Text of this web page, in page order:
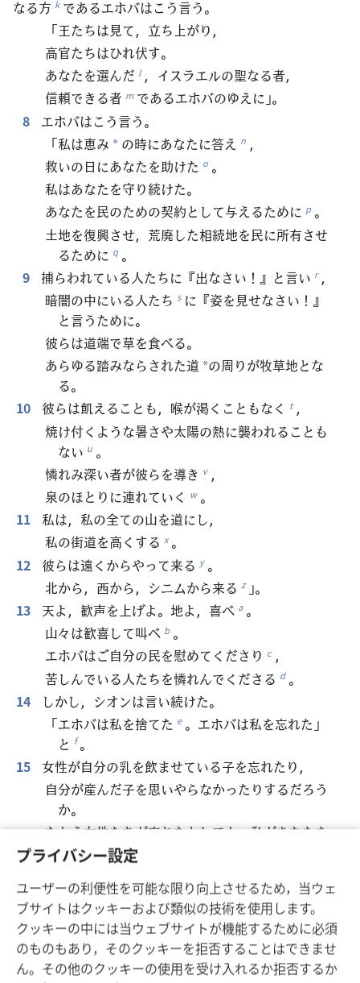
プライバシー設定
ユーザーの利便性を可能な限り向上させるため，当ウェ
ブサイトはクッキーおよび類似の技術を使用します。
クッキーの中には当ウェブサイトが機能するために必須
のものもあり，そのクッキーを拒否することはできませ
ん。その他のクッキーの使用を受け入れるか拒否するか
なる方 k であるエホバはこう言う。
「王たちは見て，立ち上がり，
高官たちはひれ伏す。
あなたを選んだ l ，イスラエルの聖なる者，
信頼できる者 m であるエホバのゆえに」。
8
エホバはこう言う。
「私は恵み * の時にあなたに答え n ，
救いの日にあなたを助けた o 。
私はあなたを守り続けた。
あなたを民のための契約として与えるために p 。
土地を復興させ，荒廃した相続地を民に所有させ
るために q 。
9 捕らわれている人たちに『出なさい！』と言い r ，
暗闇の中にいる人たち s に『姿を見せなさい！』
と言うために。
彼らは道端で草を食べる。
あらゆる踏みならされた道 *の周りが牧草地とな
る。
10
彼らは飢えることも，喉が渇くこともなく t ，
焼け付くような暑さや太陽の熱に襲われることも
ない u 。
憐れみ深い者が彼らを導き v ，
泉のほとりに連れていく w 。
11
私は，私の全ての山を道にし，
私の街道を高くする x 。
12
彼らは遠くからやって来る y 。
北から，西から，シニムから来る z 」。
13
天よ，歓声を上げよ。地よ，喜べ a 。
山々は歓喜して叫べ b 。
エホバはご自分の民を慰めてくださり c ，
苦しんでいる人たちを憐れんでくださる d 。
14
しかし，シオンは言い続けた。
「エホバは私を捨てた e 。エホバは私を忘れた」
と f 。
15
女性が自分の乳を飲ませている子を忘れたり，
自分が産んだ子を思いやらなかったりするだろう
か。
たとえ女性たちが忘れたとしても，私があなたを
忘れることは決してない
あなたの城壁は常に私の前にある。
17 あなたの子たちは急いで帰ってくる。
あなたを破壊し荒廃させた者たちは，いなくな
る。